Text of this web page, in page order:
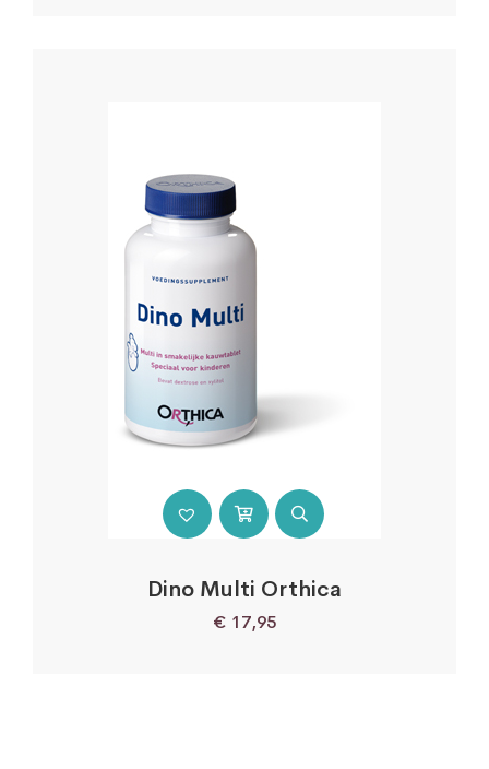
Dino Multi Orthica
€ 17,95